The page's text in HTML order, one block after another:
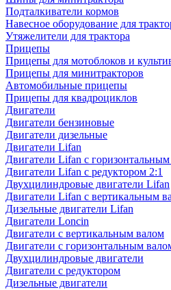
Подталкиватели кормов
Навесное оборудование для
Утяжелители для трактора
Прицепы
Прицепы для мотоблоков и
Прицепы для минитракторов
Автомобильные прицепы
Прицепы для квадроциклов
Двигатели
Двигатели бензиновые
Двигатели дизельные
Двигатели Lifan
Двигатели Lifan с
Двигатели Lifan с редуктором 2:1
Двухцилиндровые двигатели Lifan
Двигатели Lifan с вертикальным
Дизельные двигатели Lifan
Двигатели Loncin
Двигатели с вертикальным валом
Двигатели с горизонтальным
Двухцилиндровые двигатели
Двигатели с редуктором
Дизельные двигатели